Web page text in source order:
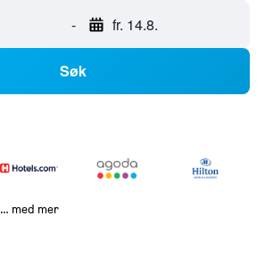
- fr. 14.8.
Søk
… med mer